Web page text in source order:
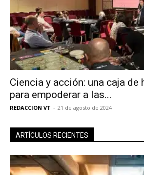
Ciencia y acción: una caja de
para empoderar a las...
REDACCION VT - 21 de agosto de 2024
ARTÍCULOS RECIENTES